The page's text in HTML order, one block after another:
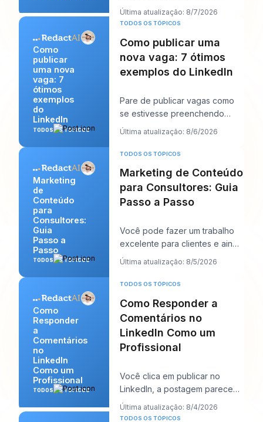
performado, e o título
provavelmente é a primeira co
Última atualização: 8/7/2026
Como
publicar
uma nova
vaga: 7
ótimos
exemplos
do
LinkedIn
TODOS OS TÓPICOS
TODOS OS TÓPICOS
Como publicar uma
nova vaga: 7 ótimos
exemplos do LinkedIn
Pare de publicar vagas como
se estivesse preenchendo
papelada e comece a escrevê-
las como se estives
Última atualização: 8/6/2026
Marketing
de
Conteúdo
para
Consultores:
Guia
Passo a
Passo
TODOS OS TÓPICOS
TODOS OS TÓPICOS
Marketing de Conteúdo
para Consultores: Guia
Passo a Passo
Você pode fazer um trabalho
excelente para clientes e ainda
assim se sentir estranhamente
Última atualização: 8/5/2026
Como
Responder
a
Comentários
no
LinkedIn
Como um
Profissional
TODOS OS TÓPICOS
TODOS OS TÓPICOS
Como Responder a
Comentários no
LinkedIn Como um
Profissional
Você clica em publicar no
LinkedIn, a postagem parece
sólida e então o trabalho
começa. Alguns comen
Última atualização: 8/4/2026
TODOS OS TÓPICOS